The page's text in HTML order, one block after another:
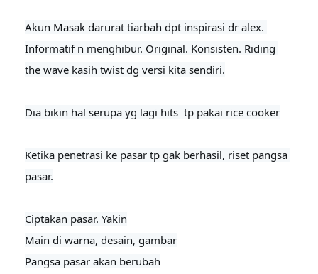
Akun Masak darurat tiarbah dpt inspirasi dr alex.
Informatif n menghibur. Original. Konsisten. Riding
the wave kasih twist dg versi kita sendiri.
Dia bikin hal serupa yg lagi hits  tp pakai rice cooker
Ketika penetrasi ke pasar tp gak berhasil, riset pangsa
pasar.
Ciptakan pasar. Yakin
Main di warna, desain, gambar
Pangsa pasar akan berubah